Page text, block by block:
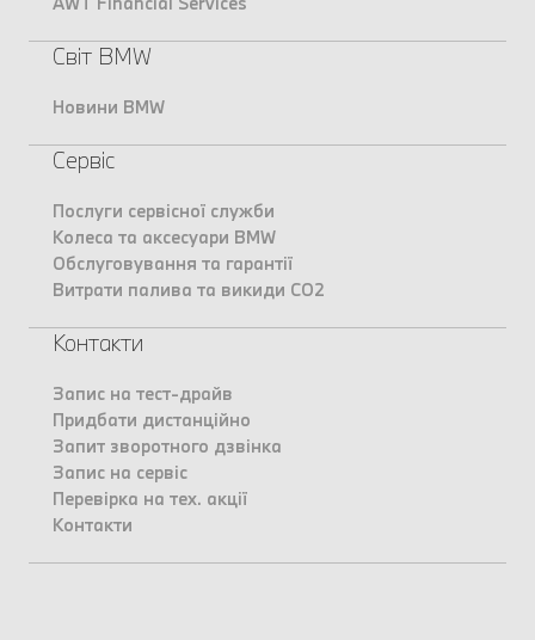
Світ BMW
Новини BMW
Сервіс
Послуги сервісної служби
Колеса та аксесуари BMW
Обслуговування та гарантії
Витрати палива та викиди CO2
Контакти
Запис на тест-драйв
Придбати дистанційно
Запит зворотного дзвінка
Запис на сервіс
Перевірка на тех. акції
Контакти